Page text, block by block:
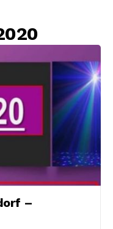
–